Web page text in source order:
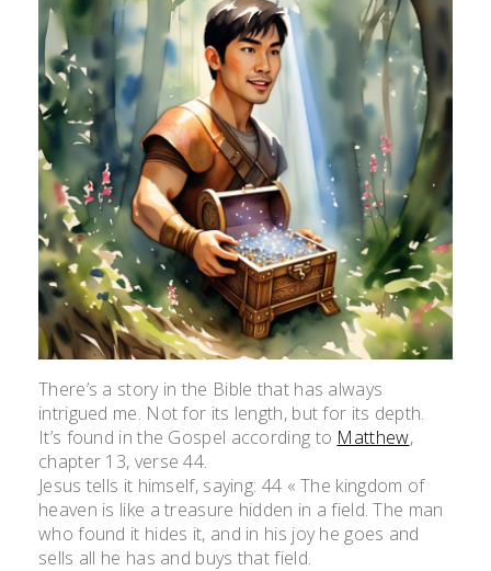
There’s a story in the Bible that has always
intrigued me. Not for its length, but for its depth.
It’s found in the Gospel according to Matthew,
chapter 13, verse 44.
Jesus tells it himself, saying: 44 « The kingdom of
heaven is like a treasure hidden in a field. The man
who found it hides it, and in his joy he goes and
sells all he has and buys that field.